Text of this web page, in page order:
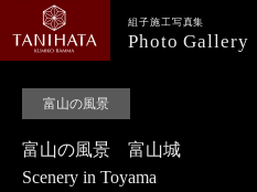
組子施工写真集
Photo Gallery
富山の風景
富山の風景 富山城
Scenery in Toyama